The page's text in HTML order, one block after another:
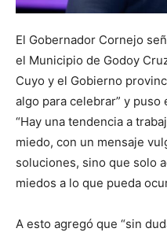
El Gobernador Cornejo
el Municipio de Godoy
Cuyo y el Gobierno
algo para celebrar” y
“Hay una tendencia a
miedo, con un mensaje
soluciones, sino que solo
miedos a lo que pueda
A esto agregó que “sin